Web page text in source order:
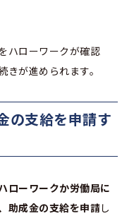
ハローワークが確認
が進められます。
の支給を申請す
ローワークか労働局に
助成金の支給を申請し